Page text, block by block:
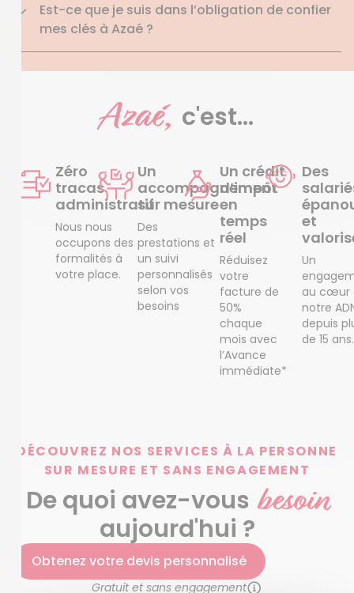
Est-ce que je suis dans l’obligation de confier
mes clés à Azaé ?
Azaé, c'est...
Zéro
tracas
administratif
Nous nous
occupons des
formalités à
votre place.
Un
accompagnement
sur mesure
Des
prestations et
un suivi
personnalisés
selon vos
besoins
Un crédit
d’impôt
en
temps
réel
Réduisez
votre
facture de
50%
chaque
mois avec
l’Avance
immédiate*
Des
et
Un
au cœur
notre
depuis
de 15 ans.
DÉCOUVREZ NOS SERVICES À LA PERSONNE
SUR MESURE ET SANS ENGAGEMENT
De quoi avez-vous besoin
aujourd'hui ?
Obtenez votre devis personnalisé
Gratuit et sans engagement